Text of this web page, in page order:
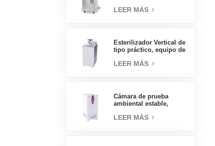
vertical de tipo
LEER MÁS
Esterilizador Vertical de
tipo práctico, equipo de
Vertical, esterilizador de
LEER MÁS
Cámara de prueba
ambiental estable,
laboratorio, precio al
LEER MÁS